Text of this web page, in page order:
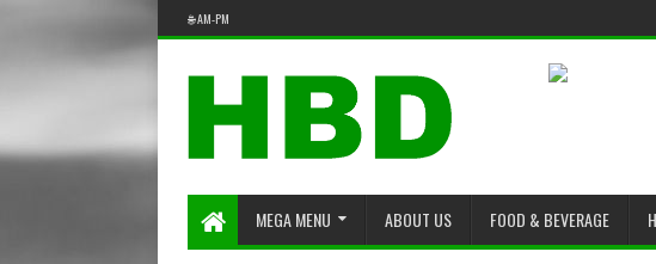
🌐 AM-PM
MEGA MENU ABOUT US FOOD & BEVERAGE